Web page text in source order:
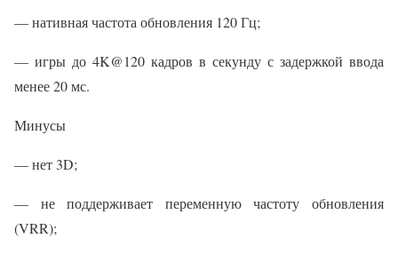
— нативная частота обновления 120 Гц;
— игры до 4K@120 кадров в секунду с задержкой ввода
менее 20 мс.
Минусы
— нет 3D;
— не поддерживает переменную частоту обновления
(VRR);